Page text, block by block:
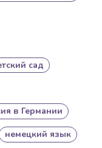
сад
в Германии
немецкий язык